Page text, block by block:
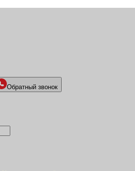
Обратный звонок